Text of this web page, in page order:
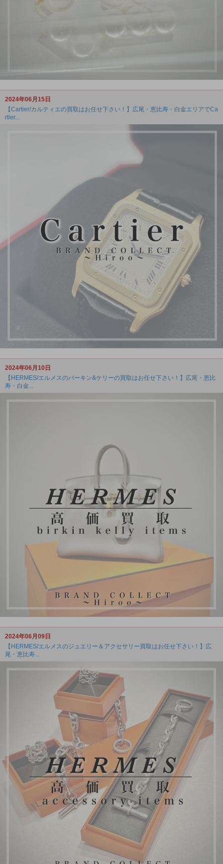
2024年06月15日
【Cartier/カルティエの買取はお任せ下さい！】広尾・恵比寿・白金エリアでCa
rtier...
2024年06月10日
【HERMES/エルメスのバーキン&ケリーの買取はお任せ下さい！】広尾・恵比
寿・白金...
2024年06月09日
【HERMES/エルメスのジュエリー＆アクセサリー買取はお任せ下さい！】広
尾・恵比寿...